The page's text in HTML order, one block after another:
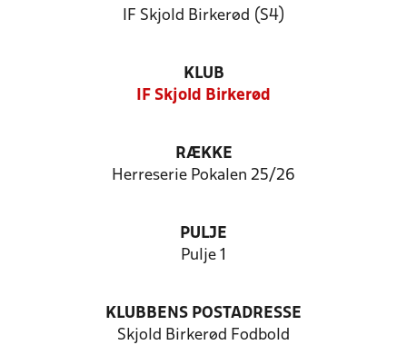
IF Skjold Birkerød (S4)
KLUB
IF Skjold Birkerød
RÆKKE
Herreserie Pokalen 25/26
PULJE
Pulje 1
KLUBBENS POSTADRESSE
Skjold Birkerød Fodbold